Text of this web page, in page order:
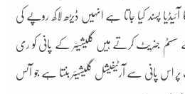
پسند کیا جاتا ہے انہیں ڈیڑھ لاکھ روپے کی
جنریٹ کرتے ہیں گلیشیئر کے پانی کو ری
پر اس پانی سے آرٹیفیشل گلیشیئر بنتا ہے جو آئس